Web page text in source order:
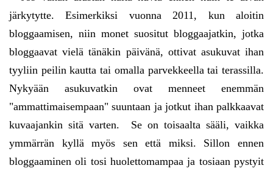
järkytytte. Esimerkiksi vuonna 2011, kun aloitin
bloggaamisen, niin monet suositut bloggaajatkin, jotka
bloggaavat vielä tänäkin päivänä, ottivat asukuvat ihan
tyyliin peilin kautta tai omalla parvekkeella tai terassilla.
Nykyään asukuvatkin ovat menneet enemmän
"ammattimaisempaan" suuntaan ja jotkut ihan palkkaavat
kuvaajankin sitä varten. Se on toisaalta sääli, vaikka
ymmärrän kyllä myös sen että miksi. Sillon ennen
bloggaaminen oli tosi huolettomampaa ja tosiaan pystyit